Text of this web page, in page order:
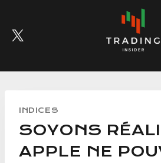
content
INDICES
SOYONS
APPLE NE